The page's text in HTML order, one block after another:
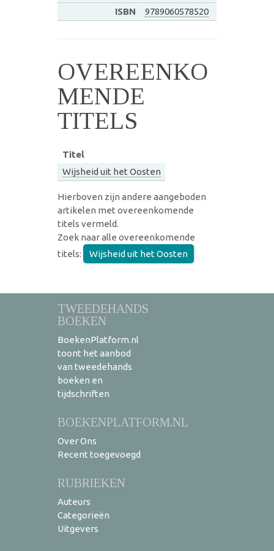
ISBN
9789060578520
OVEREENKO
MENDE
TITELS
Titel
Wijsheid uit het Oosten
Hierboven zijn andere aangeboden
artikelen met overeenkomende
titels vermeld.
Zoek naar alle overeenkomende
titels:
Wijsheid uit het Oosten
TWEEDEHANDS
BOEKEN
BoekenPlatform.nl
toont het aanbod
van tweedehands
boeken en
tijdschriften
BOEKENPLATFORM.NL
Over Ons
Recent toegevoegd
RUBRIEKEN
Auteurs
Categorieën
Uitgevers